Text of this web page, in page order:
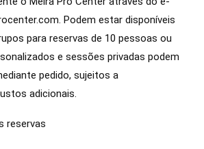
Podem estar disponíveis
para reservas de 10 pessoas ou
e sessões privadas podem
pedido, sujeitos a
adicionais.
reservas